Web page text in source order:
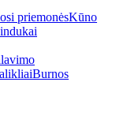
priemonėsKūno
Burnos